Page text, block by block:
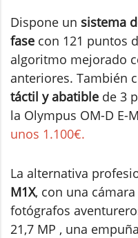
Dispone un sistema
fase con 121 puntos
algoritmo mejorado
anteriores. También
táctil y abatible de 3
la Olympus OM-D E-
unos 1.100€.
La alternativa
M1X, con una
fotógrafos
21,7 MP , una